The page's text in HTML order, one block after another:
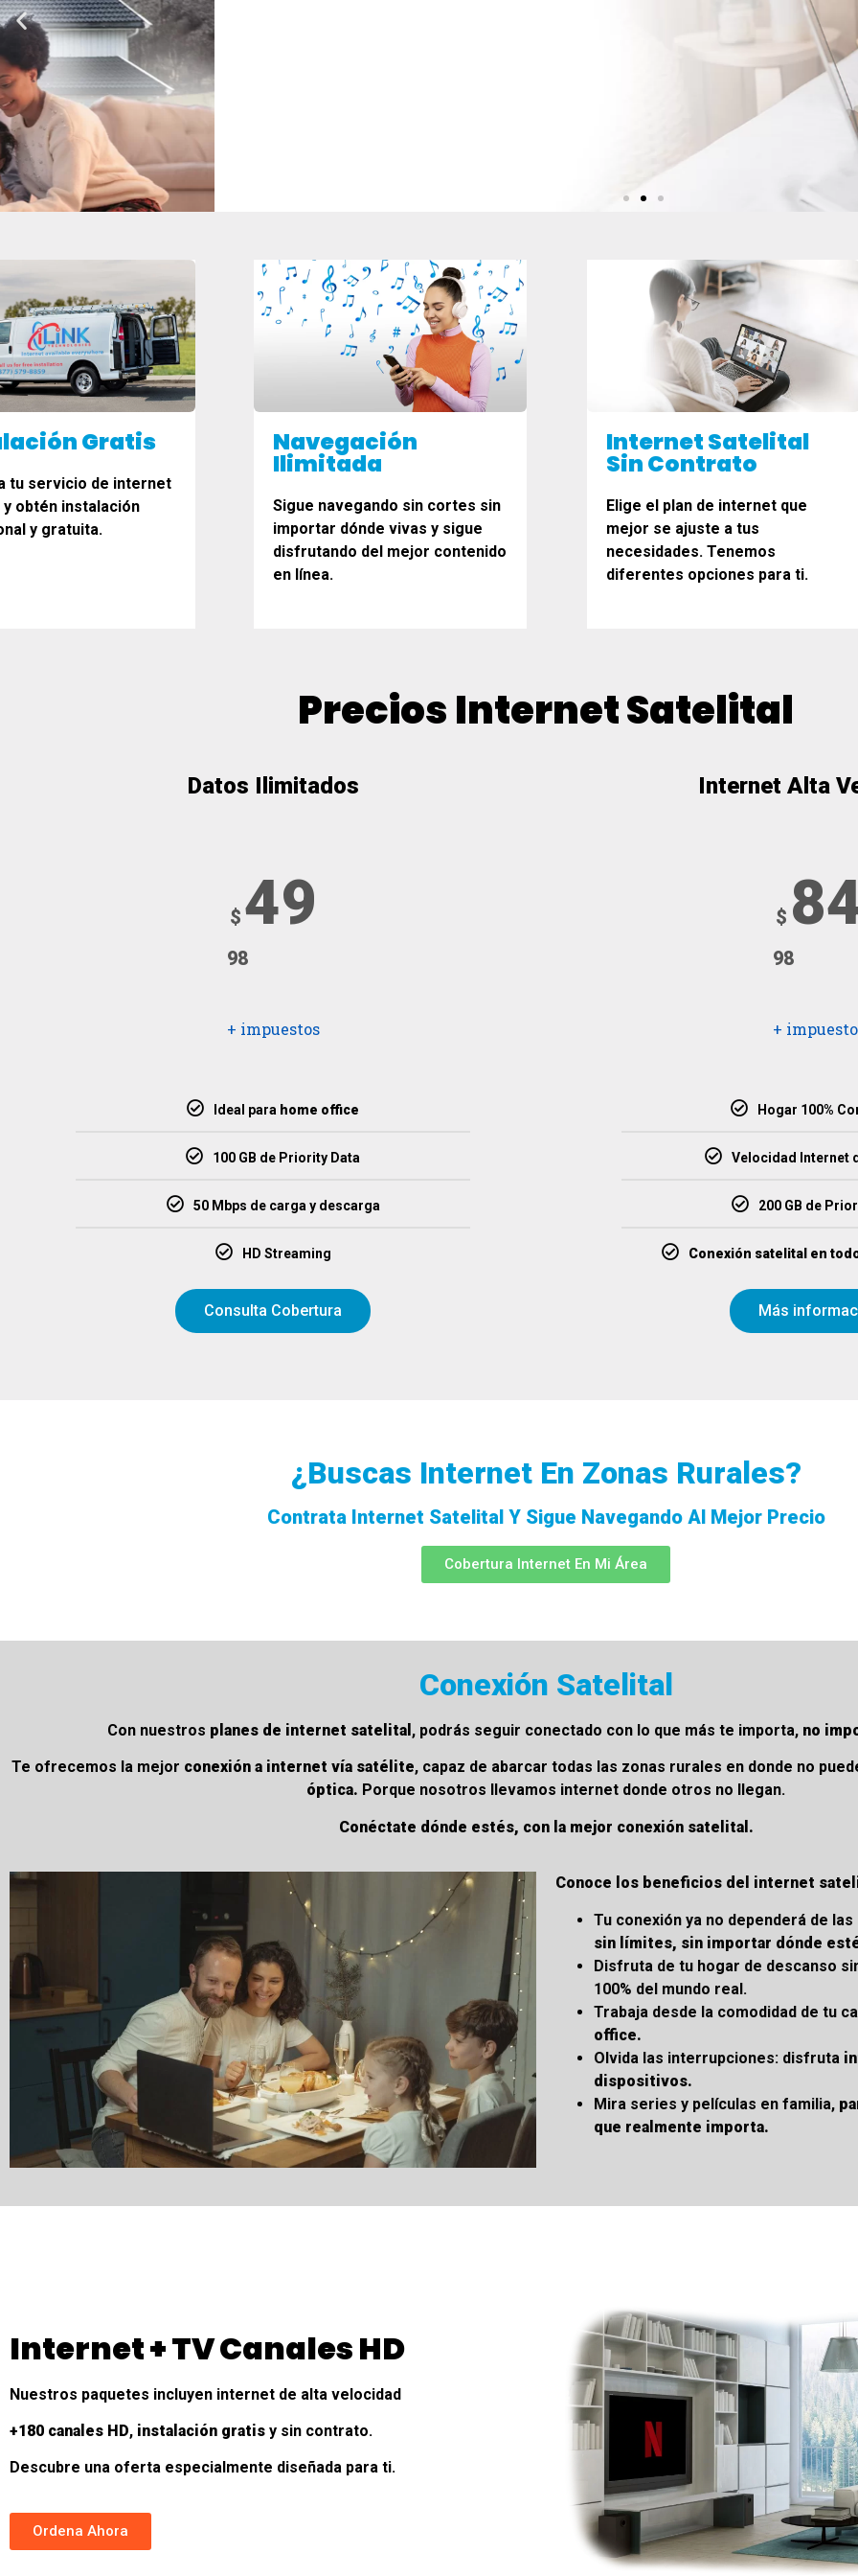
Cobertura
Internet Satelital
Te conectamos con proveedores
de internet rápido y confiable.
Descubre nuestros planes de
internet hogar.
Gratis
tu servicio de internet
obtén instalación
y gratuita.
Navegación
Ilimitada
Sigue navegando sin cortes sin
importar dónde vivas y sigue
disfrutando del mejor contenido
en línea.
Internet Satelital
Sin Contrato
Elige el plan de internet que
mejor se ajuste a tus
necesidades. Tenemos
diferentes opciones para ti.
Precios Internet Satelital
Datos Ilimitados
$ 49
98
+ impuestos
Ideal para home office
100 GB de Priority Data
50 Mbps de carga y descarga
HD Streaming
Consulta Cobertura
Internet Alta
$
98
+
Hogar 100%
Velocidad Internet
200 GB de
Conexión satelital en
Más
¿Buscas Internet En Zonas Rurales?
Contrata Internet Satelital Y Sigue Navegando Al Mejor Precio
Cobertura Internet En Mi Área
Conexión Satelital
Con nuestros planes de internet satelital , podrás seguir conectado con lo que más te importa, no
Te ofrecemos la mejor conexión a internet vía satélite, capaz de abarcar todas las zonas rurales en donde no
óptica. Porque nosotros llevamos internet donde otros no llegan.
Conéctate dónde estés, con la mejor conexión satelital.
Conoce los beneficios del internet
Tu conexión ya no dependerá de
sin límites, sin importar dónde
Disfruta de tu hogar de descanso
100% del mundo real.
Trabaja desde la comodidad de tu
office.
Olvida las interrupciones: disfruta
dispositivos.
Mira series y películas en familia,
que realmente importa.
Internet + TV Canales HD
Nuestros paquetes incluyen internet de alta velocidad
+180 canales HD, instalación gratis y sin contrato.
Descubre una oferta especialmente diseñada para ti.
Ordena Ahora